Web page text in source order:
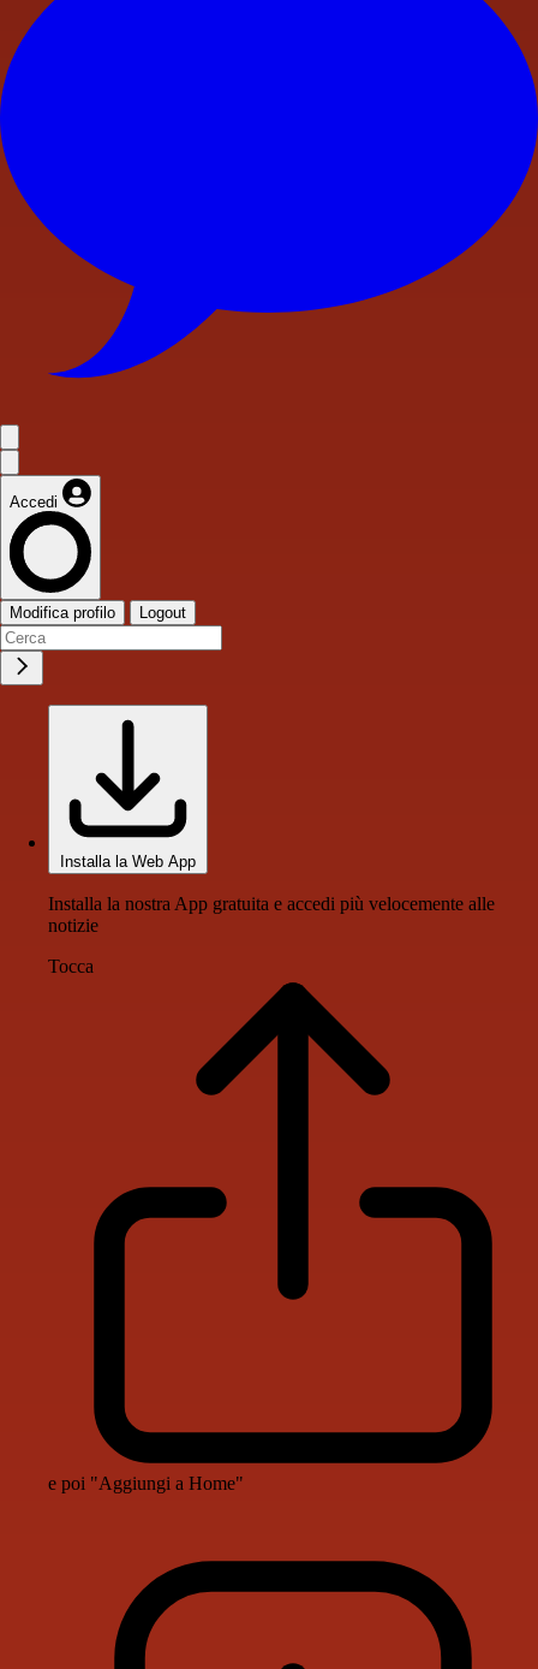
Accedi
Modifica profilo Logout
Installa la Web App
Installa la nostra App gratuita e accedi più velocemente alle
notizie
Tocca
e poi "Aggiungi a Home"